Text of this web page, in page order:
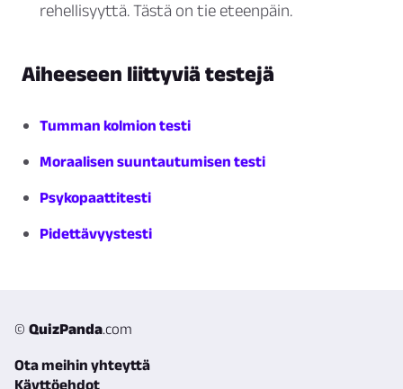
rehellisyyttä. Tästä on tie eteenpäin.
Aiheeseen liittyviä testejä
Tumman kolmion testi
Moraalisen suuntautumisen testi
Psykopaattitesti
Pidettävyystesti
© QuizPanda.com
Ota meihin yhteyttä
Käyttöehdot